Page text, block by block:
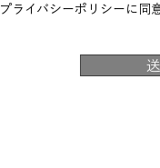
プライバシーポリシーに同